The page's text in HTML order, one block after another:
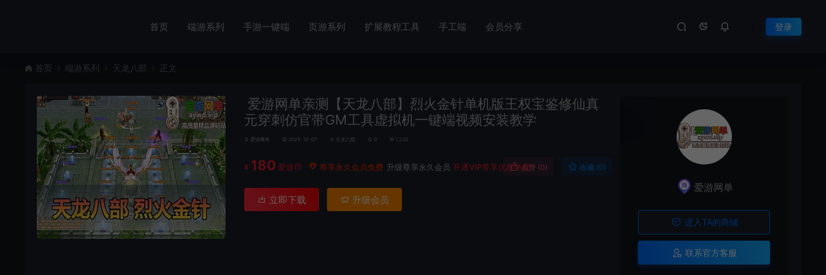
首页 端游系列 手游一键端 页游系列 扩展教程工具 手工端 会员分享 登录
首页 端游系列 天龙八部 正文
爱游网单亲测【天龙八部】烈火金针单机版王权宝鉴修仙真
元穿刺仿官带GM工具虚拟机一键端视频安装教学
爱游网单 2025-10-07 天龙八部 0 1,228
¥ 180 爱游币 尊享永久会员免费 升级尊享永久会员 开通VIP尊享优惠特权点赞 (0) 收藏 (0)
立即下载 升级会员
爱游网单
进入TA的商铺
联系官方客服